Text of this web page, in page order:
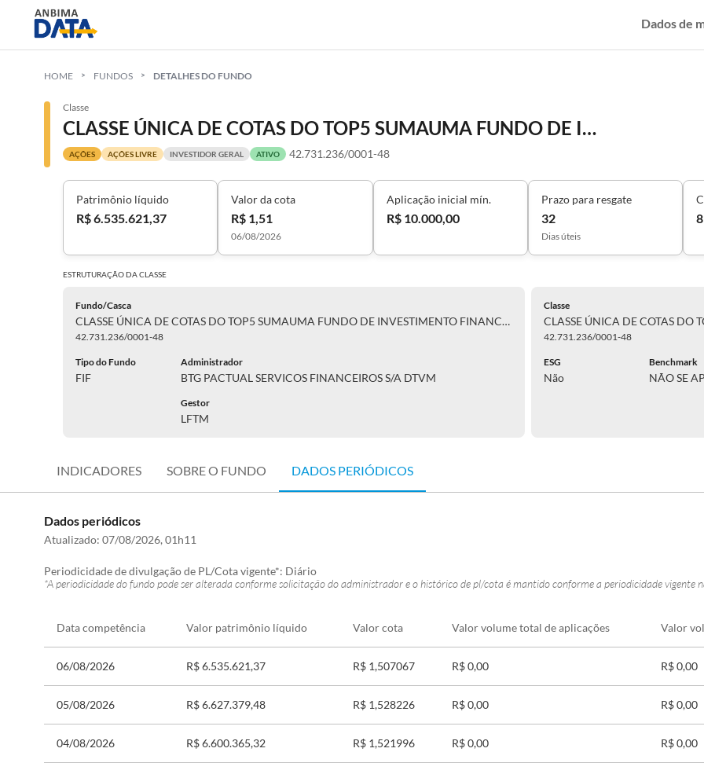
Dados de
HOME FUNDOS DETALHES DO FUNDO
Classe
CLASSE ÚNICA DE COTAS DO TOP5 SUMAUMA FUNDO DE INVESTIMENTO FINANCEIRO EM COTAS DE FUNDOS DE INVESTIMENTO EM AÇÕES RESPONSABILIDADE LIMITADA
AÇÕES AÇÕES LIVRE INVESTIDOR GERAL ATIVO 42.731.236/0001-48
Patrimônio líquido
R$ 6.535.621,37
Valor da cota
R$ 1,51
06/08/2026
Aplicação inicial mín.
R$ 10.000,00
Prazo para resgate
32
Dias úteis
8
ESTRUTURAÇÃO DACLASSE
Fundo/Casca
CLASSE ÚNICA DE COTAS DO TOP5 SUMAUMA FUNDO DE INVESTIMENTO FINANCEIRO EM COTAS DE FUNDOS DE INVESTIMENTO EM AÇÕES RESPONSABILIDADE LIMITADA
42.731.236/0001-48
Tipo do Fundo
FIF
Administrador
BTG PACTUAL SERVICOS FINANCEIROS S/A DTVM
Gestor
LFTM
Classe
42.731.236/0001-48
ESG
Não
Benchmark
NÃO SE
INDICADORES SOBRE O FUNDO DADOS PERIÓDICOS
Dados periódicos
Atualizado: 07/08/2026, 01h11
Periodicidade de divulgação de PL/Cota vigente*: Diário
*A periodicidade do fundo pode ser alterada conforme solicitação do administrador e o histórico de pl/cota é mantido conforme a periodicidade vigente
Data competência Valor patrimônio líquido Valor cota Valor volume total de aplicações Valor
06/08/2026 R$ 6.535.621,37 R$ 1,507067 R$ 0,00 R$ 0,00
05/08/2026 R$ 6.627.379,48 R$ 1,528226 R$ 0,00 R$ 0,00
04/08/2026 R$ 6.600.365,32 R$ 1,521996 R$ 0,00 R$ 0,00